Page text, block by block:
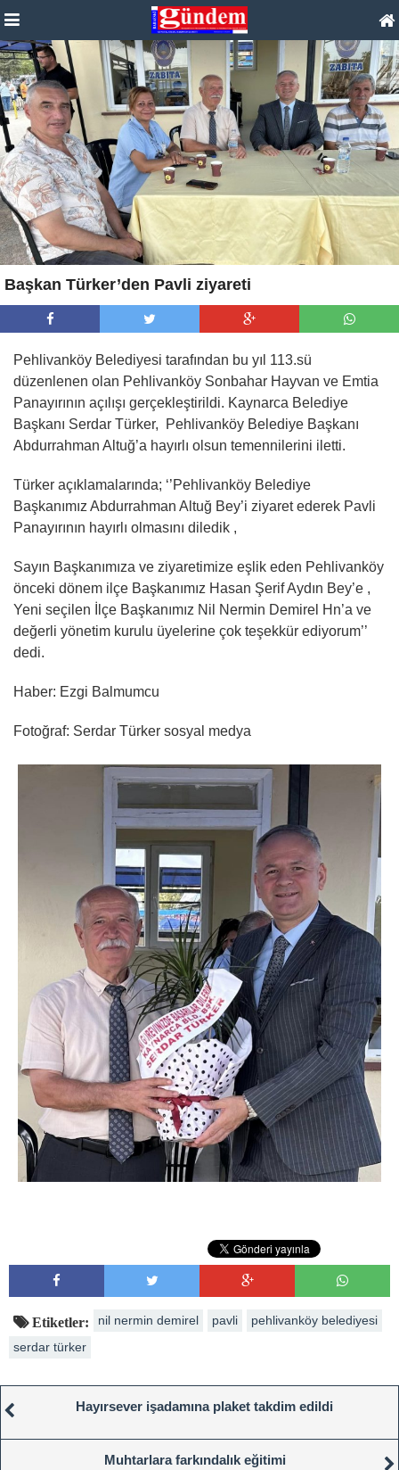
Başkan Türker’den Pavli ziyareti
Pehlivanköy Belediyesi tarafından bu yıl 113.sü
düzenlenen olan Pehlivanköy Sonbahar Hayvan ve Emtia
Panayırının açılışı gerçekleştirildi. Kaynarca Belediye
Başkanı Serdar Türker, Pehlivanköy Belediye Başkanı
Abdurrahman Altuğ’a hayırlı olsun temennilerini iletti.
Türker açıklamalarında; ‘’Pehlivanköy Belediye
Başkanımız Abdurrahman Altuğ Bey’i ziyaret ederek Pavli
Panayırının hayırlı olmasını diledik ,
Sayın Başkanımıza ve ziyaretimize eşlik eden Pehlivanköy
önceki dönem ilçe Başkanımız Hasan Şerif Aydın Bey’e ,
Yeni seçilen İlçe Başkanımız Nil Nermin Demirel Hn’a ve
değerli yönetim kurulu üyelerine çok teşekkür ediyorum’’
dedi.
Haber: Ezgi Balmumcu
Fotoğraf: Serdar Türker sosyal medya
Etiketler: nil nermin demirel pavli
pehlivanköy belediyesi
serdar türker
Hayırsever işadamına plaket takdim edildi
Muhtarlara farkındalık eğitimi